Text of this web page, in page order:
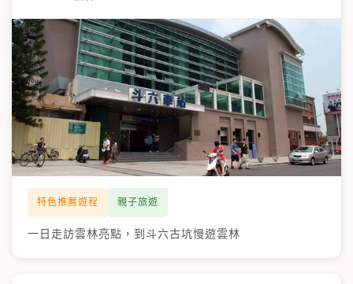
特色推薦遊程 親子旅遊
一日走訪雲林亮點，到斗六古坑慢遊雲林